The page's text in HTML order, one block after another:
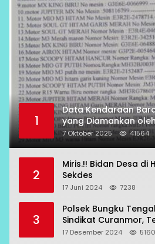
1
Data Kendaraan
yang Diamankan
7 Oktober 2025 41564
2
Miris.!! Bidan Desa di
Sekdes
17 Juni 2024 7238
3
Polsek Bungku
Sindikat Curanmor,
Beraksi di 7 Lokasi
17 Desember 2024 5160